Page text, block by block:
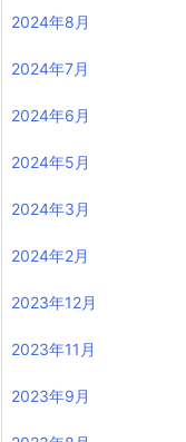
2024年8月
2024年7月
2024年6月
2024年5月
2024年3月
2024年2月
2023年12月
2023年11月
2023年9月